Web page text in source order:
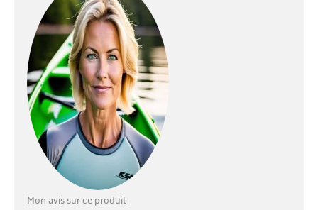
ajustement parfait. Image
parfaite : documentez votre
aventure sous-marine avec
le support de caméra
d'action amovible. Sac
d'accessoires : comprend
une paire de bouchons
d'oreille, un joint torique, une
valve, un sac de rangement
pour masque et un manuel
de l'utilisateur (français non
Mon avis sur ce produit